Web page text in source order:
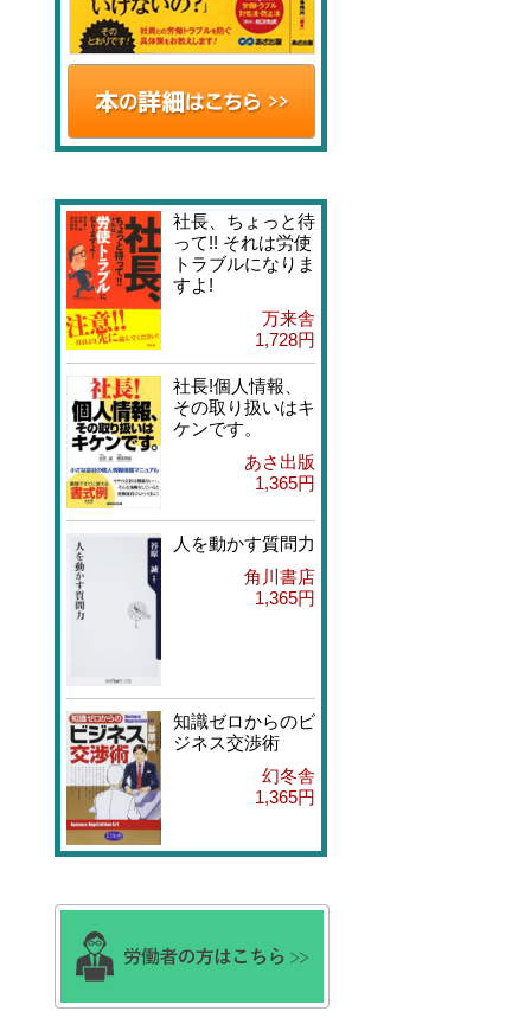
社長、ちょっと待
って!! それは労使
トラブルになりま
すよ!
万来舎
1,728円
社長!個人情報、
その取り扱いはキ
ケンです。
あさ出版
1,365円
人を動かす質問力
角川書店
1,365円
知識ゼロからのビ
ジネス交渉術
幻冬舎
1,365円